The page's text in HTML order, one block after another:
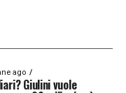
ago
Giulini vuole